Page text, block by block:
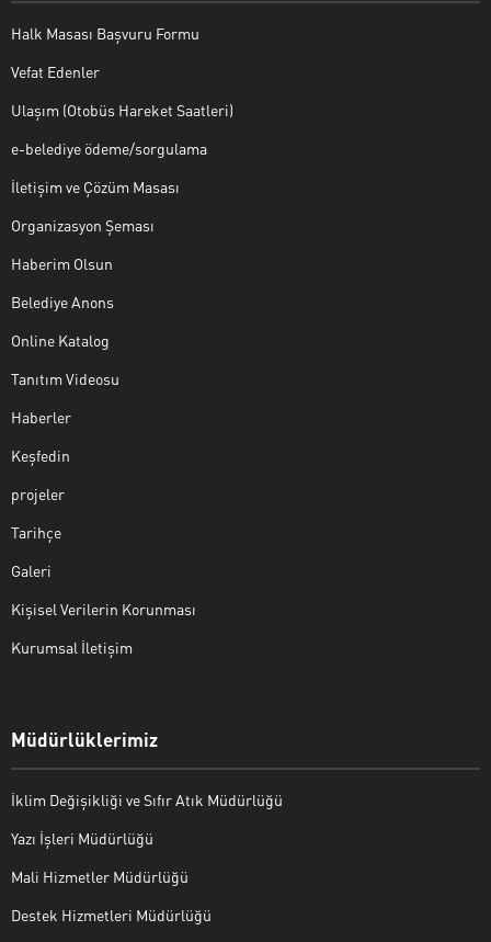
Halk Masası Başvuru Formu
Vefat Edenler
Ulaşım (Otobüs Hareket Saatleri)
e-belediye ödeme/sorgulama
İletişim ve Çözüm Masası
Organizasyon Şeması
Haberim Olsun
Belediye Anons
Online Katalog
Tanıtım Videosu
Haberler
Keşfedin
projeler
Tarihçe
Galeri
Kişisel Verilerin Korunması
Kurumsal İletişim
Müdürlüklerimiz
İklim Değişikliği ve Sıfır Atık Müdürlüğü
Yazı İşleri Müdürlüğü
Mali Hizmetler Müdürlüğü
Destek Hizmetleri Müdürlüğü